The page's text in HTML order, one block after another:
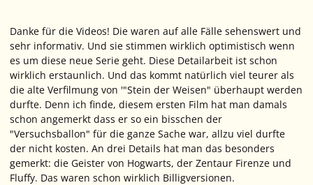
Danke für die Videos! Die waren auf alle Fälle sehenswert und
sehr informativ. Und sie stimmen wirklich optimistisch wenn
es um diese neue Serie geht. Diese Detailarbeit ist schon
wirklich erstaunlich. Und das kommt natürlich viel teurer als
die alte Verfilmung von '"Stein der Weisen" überhaupt werden
durfte. Denn ich finde, diesem ersten Film hat man damals
schon angemerkt dass er so ein bisschen der
"Versuchsballon" für die ganze Sache war, allzu viel durfte
der nicht kosten. An drei Details hat man das besonders
gemerkt: die Geister von Hogwarts, der Zentaur Firenze und
Fluffy. Das waren schon wirklich Billigversionen.